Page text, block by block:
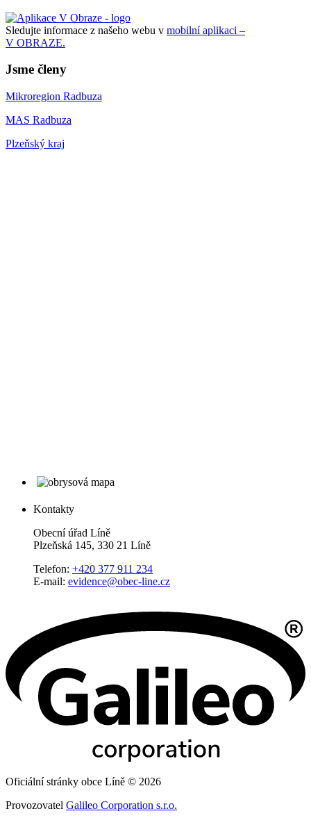
Sledujte informace z našeho webu v mobilní aplikaci –
V OBRAZE.
Jsme členy
Mikroregion Radbuza
MAS Radbuza
Plzeňský kraj
Kontakty
Obecní úřad Líně
Plzeňská 145, 330 21 Líně
Telefon: +420 377 911 234
E-mail: evidence@obec-line.cz
Oficiální stránky obce Líně © 2026
Provozovatel Galileo Corporation s.r.o.